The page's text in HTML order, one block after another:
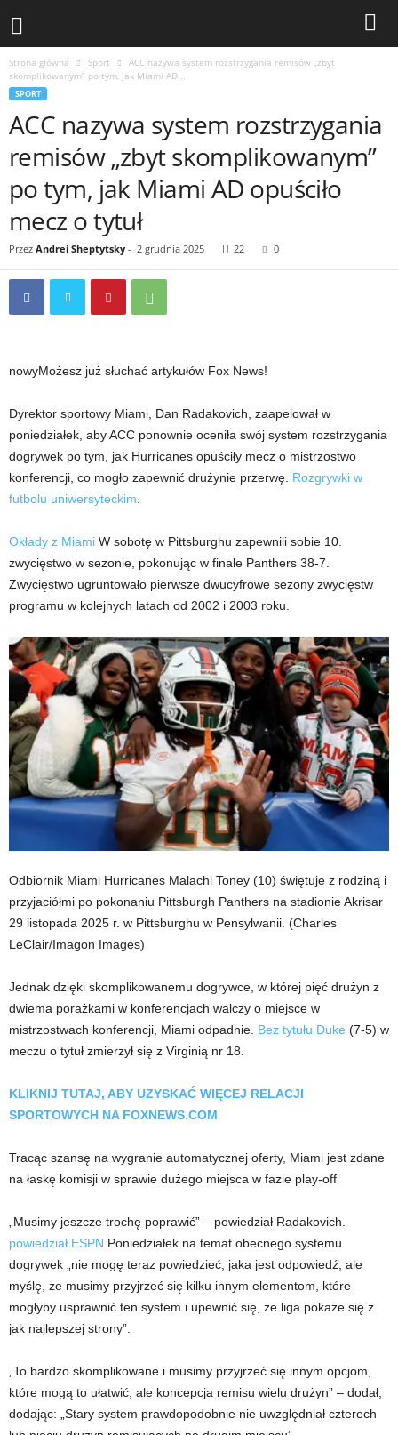
Strona główna Sport
ACC nazywa system rozstrzygania remisów „zbyt
skomplikowanym” po tym, jak Miami AD...
SPORT
ACC nazywa system rozstrzygania
remisów „zbyt skomplikowanym”
po tym, jak Miami AD opuściło
mecz o tytuł
Przez Andrei Sheptytsky - 2 grudnia 2025 22 0
nowyMożesz już słuchać artykułów Fox News!
Dyrektor sportowy Miami, Dan Radakovich, zaapelował w
poniedziałek, aby ACC ponownie oceniła swój system rozstrzygania
dogrywek po tym, jak Hurricanes opuściły mecz o mistrzostwo
konferencji, co mogło zapewnić drużynie przerwę. Rozgrywki w
futbolu uniwersyteckim
Okłady z Miami W sobotę w Pittsburghu zapewnili sobie 10.
zwycięstwo w sezonie, pokonując w finale Panthers 38-7.
Zwycięstwo ugruntowało pierwsze dwucyfrowe sezony zwycięstw
programu w kolejnych latach od 2002 i 2003 roku.
Odbiornik Miami Hurricanes Malachi Toney (10) świętuje z rodziną i
przyjaciółmi po pokonaniu Pittsburgh Panthers na stadionie Akrisar
29 listopada 2025 r. w Pittsburghu w Pensylwanii. (Charles
LeClair/Imagon Images)
Jednak dzięki skomplikowanemu dogrywce, w której pięć drużyn z
dwiema porażkami w konferencjach walczy o miejsce w
mistrzostwach konferencji, Miami odpadnie. Bez tytułu Duke (7-5) w
meczu o tytuł zmierzył się z Virginią nr 18.
KLIKNIJ TUTAJ, ABY UZYSKAĆ ​​WIĘCEJ RELACJI
SPORTOWYCH NA FOXNEWS.COM
Tracąc szansę na wygranie automatycznej oferty, Miami jest zdane
na łaskę komisji w sprawie dużego miejsca w fazie play-off
„Musimy jeszcze trochę poprawić” – powiedział Radakovich.
powiedział ESPN Poniedziałek na temat obecnego systemu
dogrywek „nie mogę teraz powiedzieć, jaka jest odpowiedź, ale
myślę, że musimy przyjrzeć się kilku innym elementom, które
mogłyby usprawnić ten system i upewnić się, że liga pokaże się z
jak najlepszej strony”.
„To bardzo skomplikowane i musimy przyjrzeć się innym opcjom,
które mogą to ułatwić, ale koncepcja remisu wielu drużyn” – dodał,
dodając: „Stary system prawdopodobnie nie uwzględniał czterech